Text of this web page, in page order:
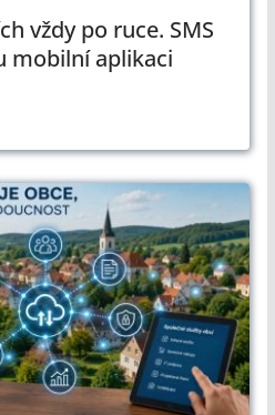
vždy po ruce. SMS
mobilní aplikaci